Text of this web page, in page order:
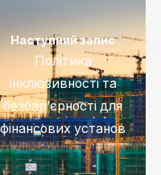
Наступний запис
Політика
інклюзивності та
безбар’єрності для
фінансових установ